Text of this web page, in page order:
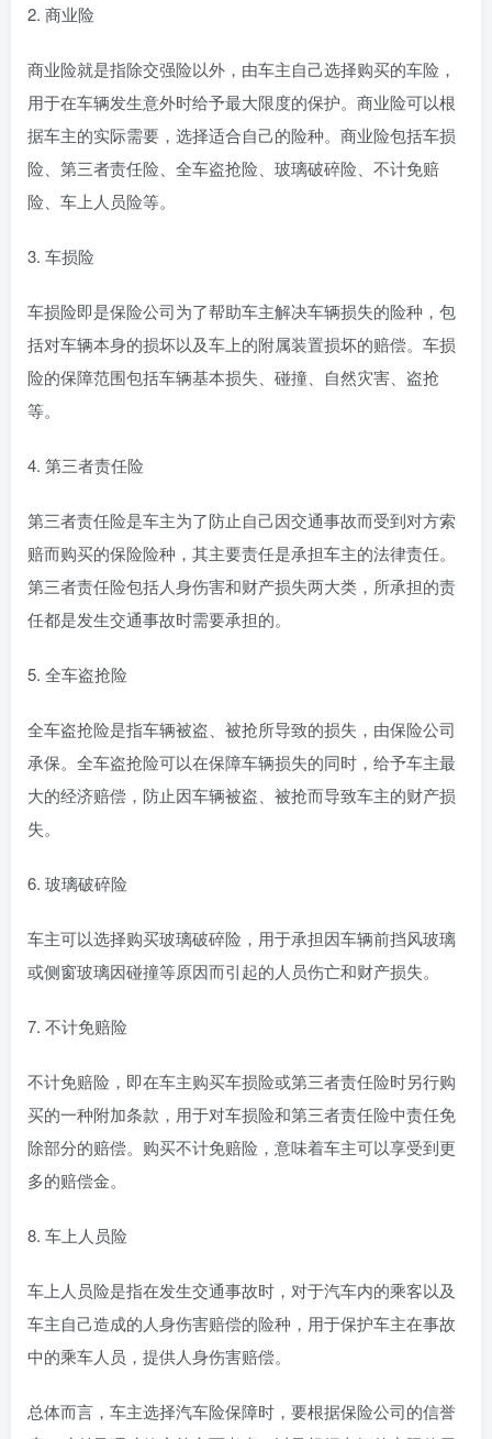
2. 商业险
商业险就是指除交强险以外，由车主自己选择购买的车险，
用于在车辆发生意外时给予最大限度的保护。商业险可以根
据车主的实际需要，选择适合自己的险种。商业险包括车损
险、第三者责任险、全车盗抢险、玻璃破碎险、不计免赔
险、车上人员险等。
3. 车损险
车损险即是保险公司为了帮助车主解决车辆损失的险种，包
括对车辆本身的损坏以及车上的附属装置损坏的赔偿。车损
险的保障范围包括车辆基本损失、碰撞、自然灾害、盗抢
等。
4. 第三者责任险
第三者责任险是车主为了防止自己因交通事故而受到对方索
赔而购买的保险险种，其主要责任是承担车主的法律责任。
第三者责任险包括人身伤害和财产损失两大类，所承担的责
任都是发生交通事故时需要承担的。
5. 全车盗抢险
全车盗抢险是指车辆被盗、被抢所导致的损失，由保险公司
承保。全车盗抢险可以在保障车辆损失的同时，给予车主最
大的经济赔偿，防止因车辆被盗、被抢而导致车主的财产损
失。
6. 玻璃破碎险
车主可以选择购买玻璃破碎险，用于承担因车辆前挡风玻璃
或侧窗玻璃因碰撞等原因而引起的人员伤亡和财产损失。
7. 不计免赔险
不计免赔险，即在车主购买车损险或第三者责任险时另行购
买的一种附加条款，用于对车损险和第三者责任险中责任免
除部分的赔偿。购买不计免赔险，意味着车主可以享受到更
多的赔偿金。
8. 车上人员险
车上人员险是指在发生交通事故时，对于汽车内的乘客以及
车主自己造成的人身伤害赔偿的险种，用于保护车主在事故
中的乘车人员，提供人身伤害赔偿。
总体而言，车主选择汽车险保障时，要根据保险公司的信誉